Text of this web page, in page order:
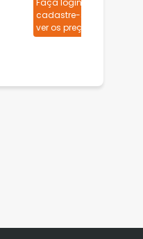
cadastre-se para
ver os preços